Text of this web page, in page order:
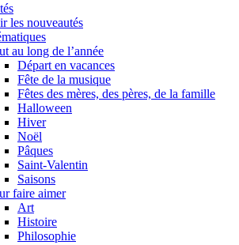
les nouveautés
au long de l’année
Départ en vacances
Fête de la musique
Fêtes des mères, des pères, de la famille
Halloween
Hiver
Noël
Pâques
Saint-Valentin
Saisons
faire aimer
Art
Histoire
Philosophie